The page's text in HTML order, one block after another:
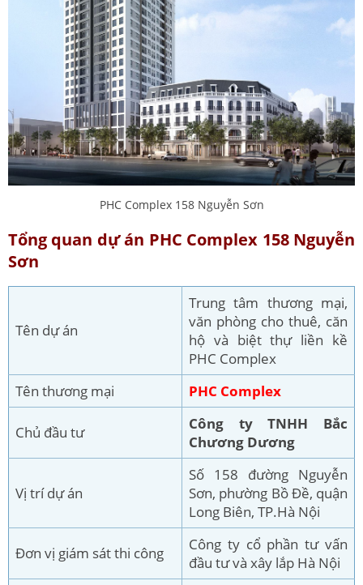
PHC Complex 158 Nguyễn Sơn
Tổng quan dự án PHC Complex 158 Nguyễn
Sơn
Tên dự án
Trung tâm thương mại,
văn phòng cho thuê, căn
hộ và biệt thự liền kề
PHC Complex
Tên thương mại
PHC Complex
Chủ đầu tư
Công ty TNHH Bắc
Chương Dương
Vị trí dự án
Số 158 đường Nguyễn
Sơn, phường Bồ Đề, quận
Long Biên, TP.Hà Nội
Đơn vị giám sát thi công
Công ty cổ phần tư vấn
đầu tư và xây lắp Hà Nội